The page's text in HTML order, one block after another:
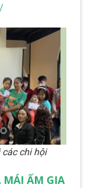
chi hội
MÁI ẤM GIA